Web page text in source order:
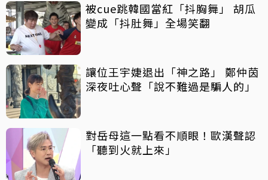
被cue跳韓國當紅「抖胸舞」 胡瓜
變成「抖肚舞」全場笑翻
讓位王宇婕退出「神之路」 鄭仲茵
深夜吐心聲「說不難過是騙人的」
對岳母這一點看不順眼！歐漢聲認
「聽到火就上來」